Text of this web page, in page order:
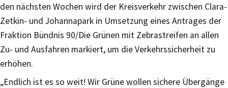
den nächsten Wochen wird der Kreisverkehr zwischen Clara-
Zetkin- und Johannapark in Umsetzung eines Antrages der
Fraktion Bündnis 90/Die Grünen mit Zebrastreifen an allen
Zu- und Ausfahren markiert, um die Verkehrssicherheit zu
erhöhen.
„Endlich ist es so weit! Wir Grüne wollen sichere Übergänge